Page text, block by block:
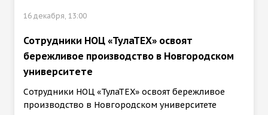
16 декабря, 13:00
Сотрудники НОЦ «ТулаТЕХ» освоят
бережливое производство в Новгородском
университете
Сотрудники НОЦ «ТулаТЕХ» освоят бережливое
производство в Новгородском университете